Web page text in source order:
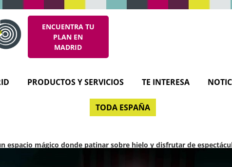
ENCUENTRA TU
PLAN EN
MADRID
PRODUCTOS Y SERVICIOS TE INTERESA
TODA ESPAÑA
espacio mágico donde patinar sobre hielo y disfrutar de